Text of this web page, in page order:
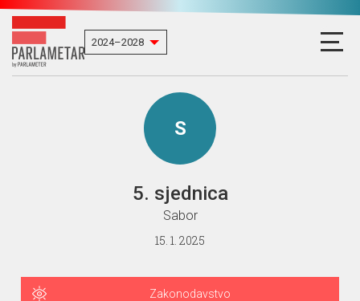
S
5. sjednica
Sabor
15. 1. 2025
Zakonodavstvo